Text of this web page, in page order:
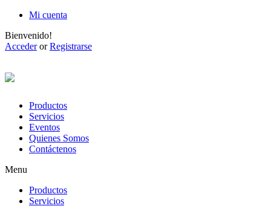
Mi cuenta
Bienvenido!
AccederorRegistrarse
Productos
Servicios
Eventos
Quienes Somos
Contáctenos
Menu
Productos
Servicios